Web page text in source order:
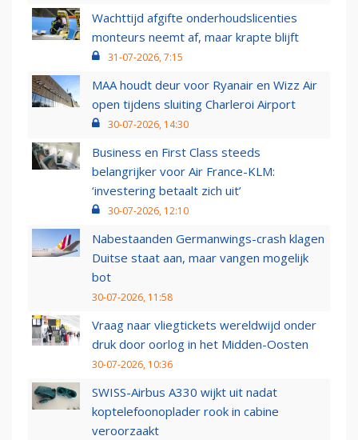
Wachttijd afgifte onderhoudslicenties
monteurs neemt af, maar krapte blijft
31-07-2026, 7:15
MAA houdt deur voor Ryanair en Wizz Air
open tijdens sluiting Charleroi Airport
30-07-2026, 14:30
Business en First Class steeds
belangrijker voor Air France-KLM:
‘investering betaalt zich uit’
30-07-2026, 12:10
Nabestaanden Germanwings-crash klagen
Duitse staat aan, maar vangen mogelijk
bot
30-07-2026, 11:58
Vraag naar vliegtickets wereldwijd onder
druk door oorlog in het Midden-Oosten
30-07-2026, 10:36
SWISS-Airbus A330 wijkt uit nadat
koptelefoonoplader rook in cabine
veroorzaakt